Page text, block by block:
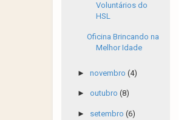
Voluntários do
HSL
Oficina Brincando na
Melhor Idade
► novembro (4)
► outubro (8)
► setembro (6)